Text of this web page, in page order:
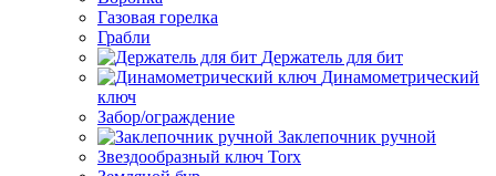
Газовая горелка
Грабли
Держатель для бит
Динамометрический
ключ
Забор/ограждение
Заклепочник ручной
Звездообразный ключ Torx